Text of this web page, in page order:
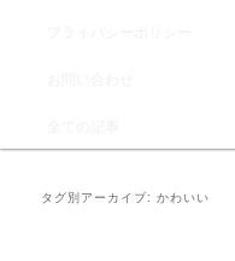
タグ別アーカイブ:かわいい